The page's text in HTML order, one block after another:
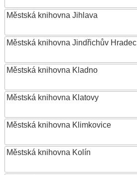
Městská knihovna Jihlava
Městská knihovna Jindřichův Hradec
Městská knihovna Kladno
Městská knihovna Klatovy
Městská knihovna Klimkovice
Městská knihovna Kolín